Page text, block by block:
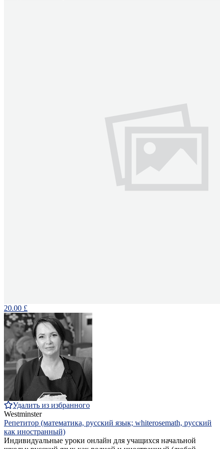
20.00 £
Удалить из избранного
Westminster
Репетитор (математика, русский язык; whiterosemath, русский
как иностранный)
Индивидуальные уроки онлайн для учащихся начальной